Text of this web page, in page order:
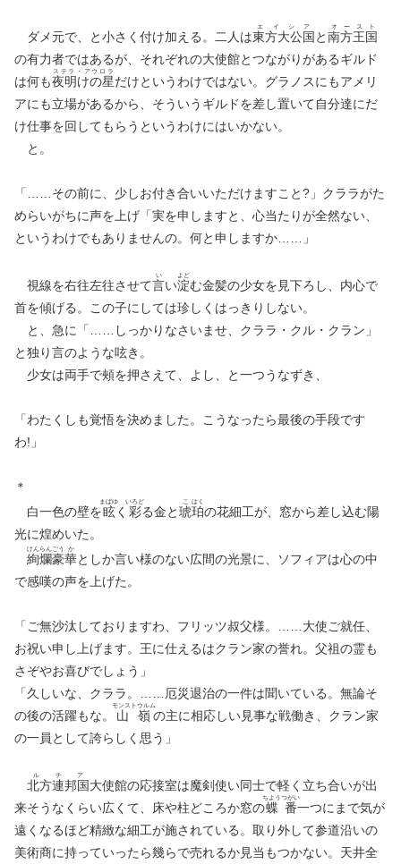
ダメ元で、と小さく付け加える。二人は東方大公国
エイシア
と南
オ
方
ー
王
ス
国
ト
の有力者ではあるが、それぞれの大使館とつながりがあるギルド
は何も夜明けの星
ステラ・アウロラ
だけというわけではない。グラノスにもアメリ
アにも立場があるから、そういうギルドを差し置いて自分達にだ
け仕事を回してもらうというわけにはいかない。
と。
「……その前に、少しお付き合いいただけますこと?」クララがた
めらいがちに声を上げ「実を申しますと、心当たりが全然ない、
というわけでもありませんの。何と申しますか……」
視線を右往左往させて言
い
い淀
よど
む金髪の少女を見下ろし、内心で
首を傾げる。この子にしては珍しくはっきりしない。
と、急に「……しっかりなさいませ、クララ・クル・クラン」
と独り言のような呟き。
少女は両手で頰を押さえて、よし、と一つうなずき、
「わたくしも覚悟を決めました。こうなったら最後の手段です
わ!」
＊
白一色の壁を眩
まばゆ
く 彩
いろど
る金と琥
こ
珀
はく
の花細工が、窓から差し込む陽
光に煌めいた。
絢
けん
爛
らん
豪
ごう
華
か
としか言い様のない広間の光景に、ソフィアは心の中
で感嘆の声を上げた。
「ご無沙汰しておりますわ、フリッツ叔父様。……大使ご就任、
お祝い申し上げます。王に仕えるはクラン家の誉れ。父祖の霊も
さぞやお喜びでしょう」
「久しいな、クララ。……厄災退治の一件は聞いている。無論そ
の後の活躍もな。
山嶺
モンストウルム
の主に相応しい見事な戦働き、クラン家
の一員として誇らしく思う」
北方連邦国
ルチア
大使館の応接室は魔剣使い同士で軽く立ち合いが出
来そうなくらい広くて、床や柱どころか窓の蝶
ちよう
番
つがい
一つにまで気が
遠くなるほど精緻な細工が施されている。取り外して参道沿いの
美術商に持っていったら幾らで売れるか見当もつかない。天井全